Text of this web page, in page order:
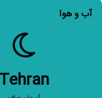
آب و هوا
Tehran
آسمان صاف